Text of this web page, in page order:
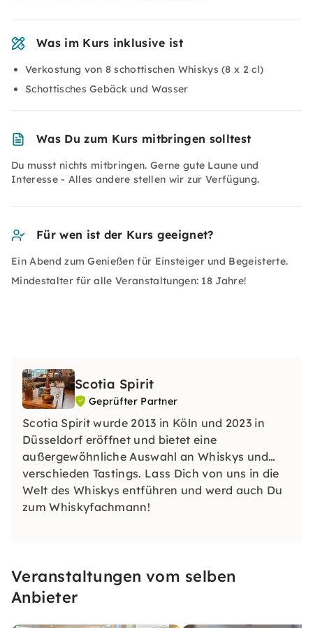
Was im Kurs inklusive ist
Verkostung von 8 schottischen Whiskys (8 x 2 cl)
Schottisches Gebäck und Wasser
Was Du zum Kurs mitbringen solltest
Du musst nichts mitbringen. Gerne gute Laune und
Interesse - Alles andere stellen wir zur Verfügung.
Für wen ist der Kurs geeignet?
Ein Abend zum Genießen für Einsteiger und Begeisterte.
Mindestalter für alle Veranstaltungen: 18 Jahre!
Scotia Spirit
Geprüfter Partner
Scotia Spirit wurde 2013 in Köln und 2023 in
Düsseldorf eröffnet und bietet eine
außergewöhnliche Auswahl an Whiskys und
verschieden Tastings. Lass Dich von uns in die
Welt des Whiskys entführen und werd auch Du
zum Whiskyfachmann!
Veranstaltungen vom selben
Anbieter